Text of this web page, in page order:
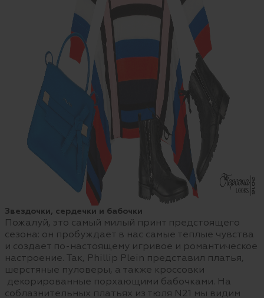
Звездочки, сердечки и бабочки
Пожалуй, это самый милый принт предстоящего
сезона: он пробуждает в нас самые теплые чувства
и создает по-настоящему игривое и романтическое
настроение. Так, Phillip Plein представил платья,
шерстяные пуловеры, а также кроссовки
декорированные порхающими бабочками. На
соблазнительных платьях из тюля N21 мы видим